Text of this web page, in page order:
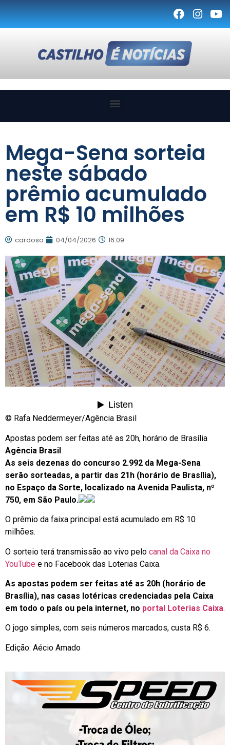
Mega-Sena sorteia
neste sábado
prêmio acumulado
em R$ 10 milhões
cardoso 04/04/2026 16:09
© Rafa Neddermeyer/Agência Brasil
Apostas podem ser feitas até as 20h, horário de Brasília
Agência Brasil
As seis dezenas do concurso 2.992 da Mega-Sena
serão sorteadas, a partir das 21h (horário de Brasília),
no Espaço da Sorte, localizado na Avenida Paulista, nº
750, em São Paulo.
O prêmio da faixa principal está acumulado em R$ 10
milhões.
O sorteio terá transmissão ao vivo pelo canal da Caixa no
YouTube e no Facebook das Loterias Caixa.
As apostas podem ser feitas até as 20h (horário de
Brasília), nas casas lotéricas credenciadas pela Caixa
em todo o país ou pela internet, no portal Loterias Caixa.
O jogo simples, com seis números marcados, custa R$ 6.
Edição: Aécio Amado